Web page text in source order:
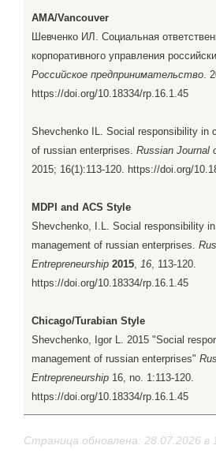
AMA/Vancouver
Шевченко ИЛ. Социальная
корпоративного управления
Российское предпринимательство.
https://doi.org/10.18334/rp.16.1.45
Shevchenko IL. Social responsibility in
of russian enterprises. Russian Journal
2015; 16(1):113-120. https://doi.org/
MDPI and ACS Style
Shevchenko, I.L. Social responsibility
management of russian enterprises.
Entrepreneurship 2015, 16, 113-120.
https://doi.org/10.18334/rp.16.1.45
Chicago/Turabian Style
Shevchenko, Igor L. 2015 "Social
management of russian enterprises"
Entrepreneurship 16, no. 1:113-120.
https://doi.org/10.18334/rp.16.1.45
Страница обновлена: 28.07.2026 в